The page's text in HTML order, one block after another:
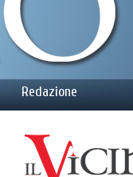
Redazione